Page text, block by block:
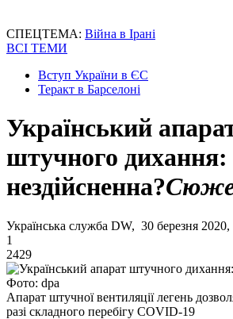
СПЕЦТЕМА: Війна в Ірані
ВСІ ТЕМИ
Вступ України в ЄС
Теракт в Барселоні
Український
штучного дихання:
нездійсненна?
Українська служба DW, 30 березня 2020,
1
2429
Фото: dpa
Апарат штучної вентиляції легень
разі складного перебігу COVID-19